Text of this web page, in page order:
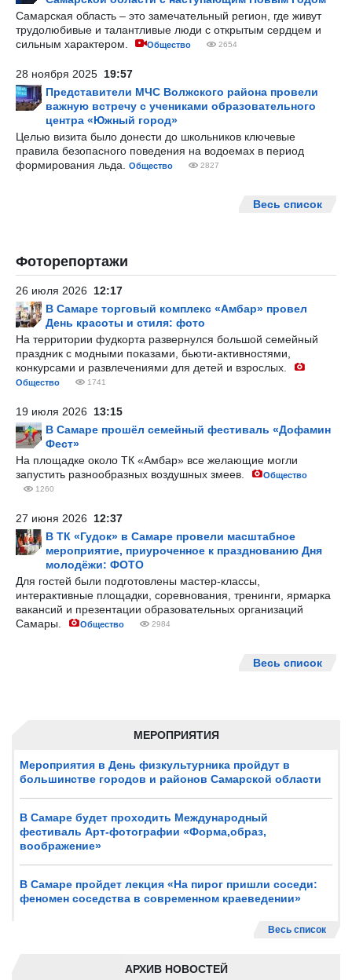
МЕРОПРИЯТИЯ
Мероприятия в День физкультурника пройдут в
большинстве городов и районов Самарской области
В Самаре будет проходить Международный
фестиваль Арт-фотографии «Форма,образ,
воображение»
В Самаре пройдет лекция «На пирог пришли соседи:
феномен соседства в современном краеведении»
Весь список
АРХИВ НОВОСТЕЙ
Самарская область – это замечательный регион, где живут
трудолюбивые и талантливые люди с открытым сердцем и
сильным характером.
Общество 2654
28 ноября 2025 19:57
Представители МЧС Волжского района провели
важную встречу с учениками образовательного
центра «Южный город»
Целью визита было донести до школьников ключевые
правила безопасного поведения на водоемах в период
формирования льда.
Общество 2827
Весь список
Фоторепортажи
26 июля 2026 12:17
В Самаре торговый комплекс «Амбар» провел
День красоты и стиля: фото
На территории фудкорта развернулся большой семейный
праздник с модными показами, бьюти-активностями,
конкурсами и развлечениями для детей и взрослых.
Общество 1741
19 июля 2026 13:15
В Самаре прошёл семейный фестиваль «Дофамин
Фест»
На площадке около ТК «Амбар» все желающие могли
запустить разнообразных воздушных змеев.
Общество
1260
27 июня 2026 12:37
В ТК «Гудок» в Самаре провели масштабное
мероприятие, приуроченное к празднованию Дня
молодёжи: ФОТО
Для гостей были подготовлены мастер-классы,
интерактивные площадки, соревнования, тренинги, ярмарка
вакансий и презентации образовательных организаций
Самары.
Общество 2984
Весь список